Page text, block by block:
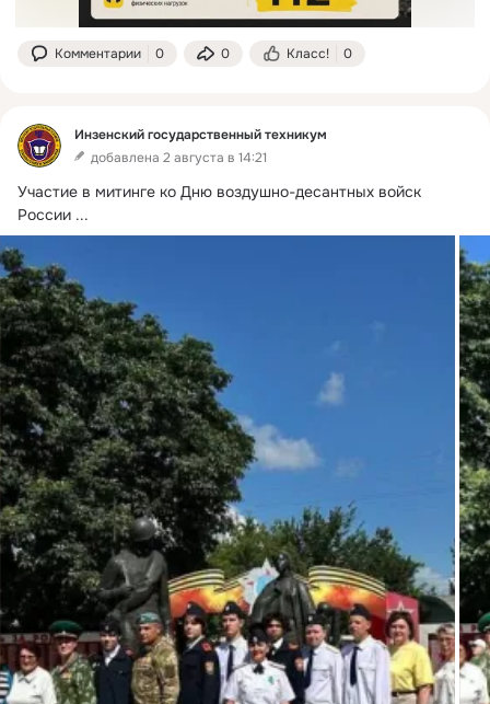
Комментарии 0 0 Класс! 0
Инзенский государственный техникум
добавлена 2 августа в 14:21
Участие в митинге ко Дню воздушно-десантных войск
России ...